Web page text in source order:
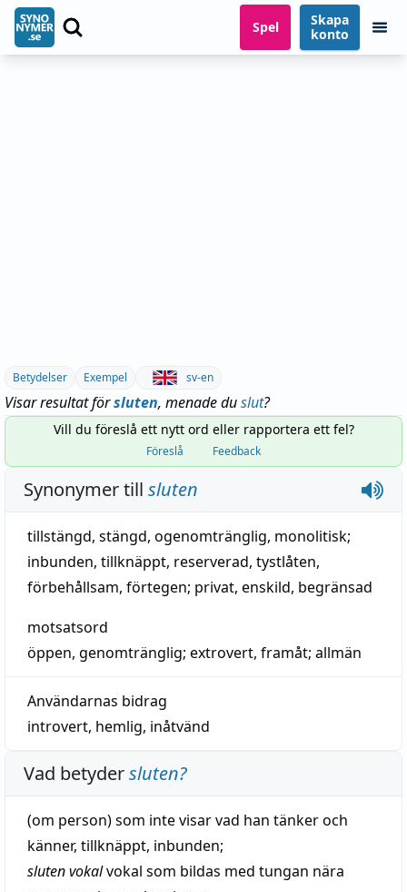
Spel
Skapa
konto
Betydelser Exempel sv-en
Visar resultat försluten, menade duslut?
Vill du föreslå ett nytt ord eller rapportera ett fel?
Föreslå Feedback
Synonymer till sluten
tillstängd, stängd, ogenomtränglig, monolitisk;
inbunden, tillknäppt, reserverad, tystlåten,
förbehållsam, förtegen; privat, enskild, begränsad
motsatsord
öppen, genomtränglig; extrovert, framåt; allmän
Användarnas bidrag
introvert, hemlig, inåtvänd
Vad betydersluten?
(om person) som inte visar vad han tänker och
känner, tillknäppt, inbunden;
slutenvokalvokal som bildas med tungan nära